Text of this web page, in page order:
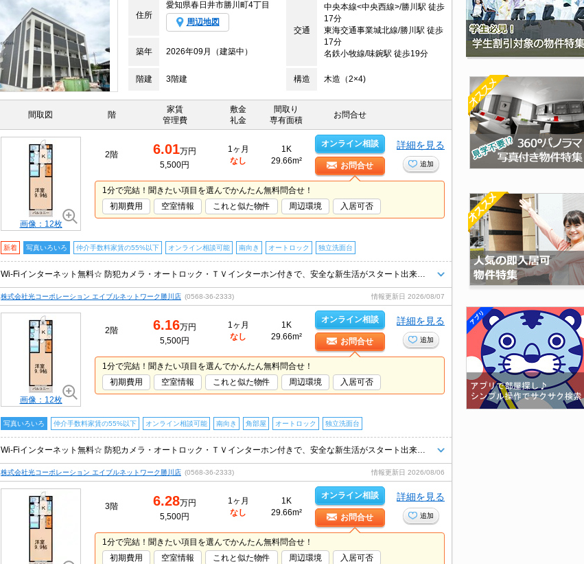
住所
愛知県春日井市勝川町4丁目
周辺地図
交通
中央本線<中央西線>/勝川駅 徒歩
17分
東海交通事業城北線/勝川駅 徒歩
17分
名鉄小牧線/味鋺駅 徒歩19分
築年 2026年09月（建築中）
階建 3階建 構造 木造（2×4)
間取図 階
家賃
管理費
敷金
礼金
間取り
専有面積
お問合せ
画像：12枚
2階 6.01万円
5,500円
1ヶ月
なし
1K
29.66m²
オンライン相談
お問合せ
詳細を見る
追加
1分で完結！聞きたい項目を選んでかんたん無料問合せ！
初期費用
空室情報 これと似た物件 周辺環境 入居可否
新着 写真いろいろ 仲介手数料家賃の55%以下 オンライン相談可能 南向き オートロック 独立洗面台
株式会社光コーポレーション エイブルネットワーク勝川店 (0568-36-2333) 情報更新日 2026/08/07
画像：12枚
2階 6.16万円
5,500円
1ヶ月
なし
1K
29.66m²
オンライン相談
お問合せ
詳細を見る
追加
1分で完結！聞きたい項目を選んでかんたん無料問合せ！
初期費用
空室情報 これと似た物件 周辺環境 入居可否
写真いろいろ 仲介手数料家賃の55%以下 オンライン相談可能 南向き 角部屋 オートロック 独立洗面台
株式会社光コーポレーション エイブルネットワーク勝川店 (0568-36-2333) 情報更新日 2026/08/06
3階 6.28万円
5,500円
1ヶ月
なし
1K
29.66m²
オンライン相談
お問合せ
詳細を見る
追加
1分で完結！聞きたい項目を選んでかんたん無料問合せ！
初期費用
空室情報 これと似た物件 周辺環境 入居可否